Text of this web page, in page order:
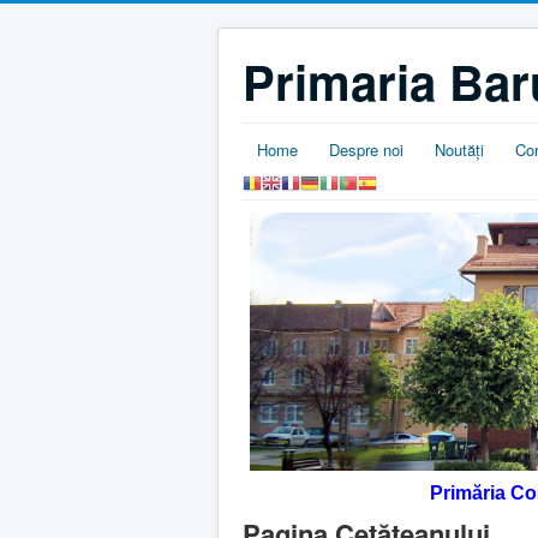
Primaria
Home Despre noi Noutăţi
Primăria